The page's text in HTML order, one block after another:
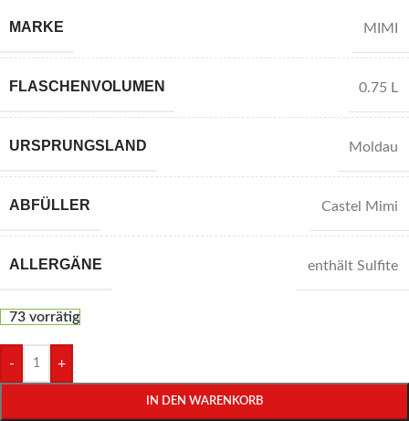
MARKE MIMI
FLASCHENVOLUMEN 0.75 L
URSPRUNGSLAND Moldau
ABFÜLLER Castel Mimi
ALLERGÄNE enthält Sulfite
73 vorrätig
- +
IN DEN WARENKORB